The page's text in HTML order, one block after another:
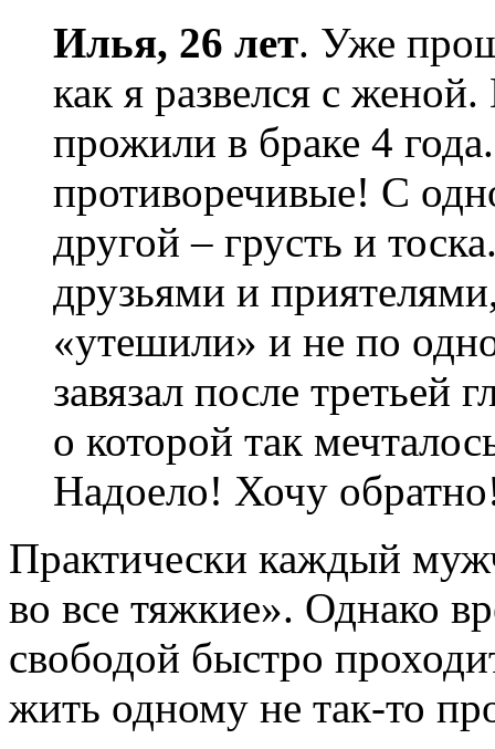
Илья, 26 лет. Уже
как я развелся с
прожили в браке 4
противоречивые! С
другой – грусть и
друзьями и
«утешили» и не по
завязал после третьей
о которой так
Надоело! Хочу
Практически каждый
во все тяжкие». Однако
свободой быстро
жить одному не так-то